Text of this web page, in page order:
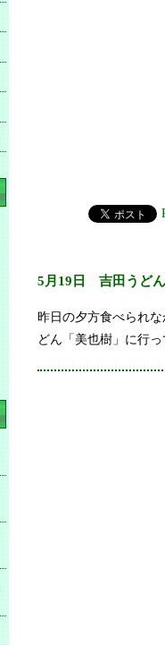
5月19日 吉田うど
昨日の夕方食べられ
どん「美也樹」に行